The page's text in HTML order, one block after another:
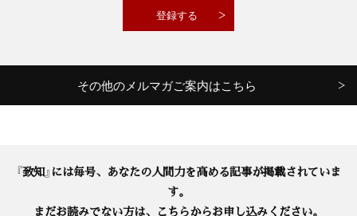
その他のメルマガご案内はこちら
『致知』には毎号、あなたの人間力を高める記事が掲載されていま
す。
まだお読みでない方は、こちらからお申し込みください。